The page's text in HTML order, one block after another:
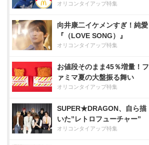
オリコンタイアップ特集
向井康二イケメンすぎ！純愛
『（LOVE SONG）』
オリコンタイアップ特集
お値段そのまま45％増量！フ
ァミマ夏の大盤振る舞い
オリコンタイアップ特集
SUPER★DRAGON、自ら描
いた”レトロフューチャー”
オリコンタイアップ特集